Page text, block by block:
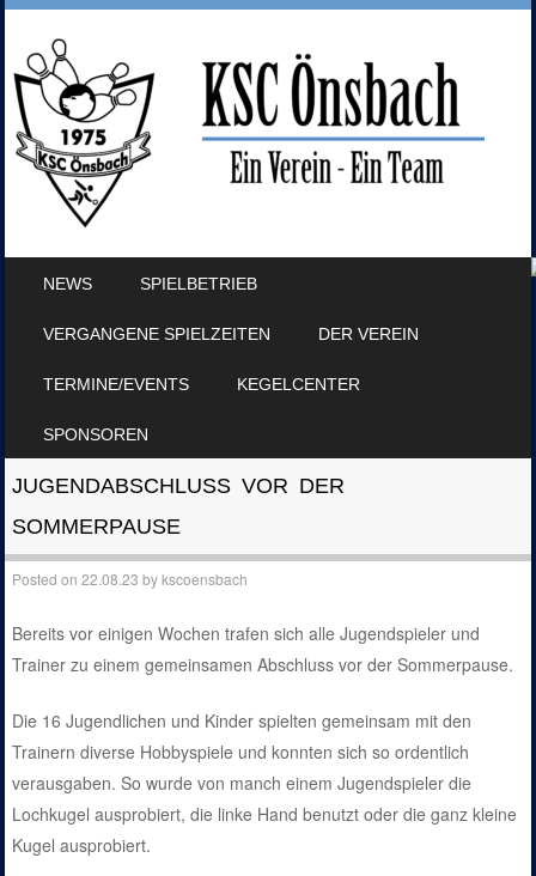
NEWS SPIELBETRIEB
VERGANGENE SPIELZEITEN DER VEREIN
TERMINE/EVENTS KEGELCENTER
SPONSOREN
JUGENDABSCHLUSS VOR DER
SOMMERPAUSE
Posted on22.08.23 bykscoensbach
Bereits vor einigen Wochen trafen sich alle Jugendspieler und
Trainer zu einem gemeinsamen Abschluss vor der Sommerpause.
Die 16 Jugendlichen und Kinder spielten gemeinsam mit den
Trainern diverse Hobbyspiele und konnten sich so ordentlich
verausgaben. So wurde von manch einem Jugendspieler die
Lochkugel ausprobiert, die linke Hand benutzt oder die ganz kleine
Kugel ausprobiert.